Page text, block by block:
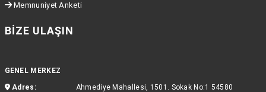
Memnuniyet Anketi
BIZE ULAŞIN
GENEL MERKEZ
Adres:
Ahmediye Mahallesi, 1501. Sokak No:1 54580